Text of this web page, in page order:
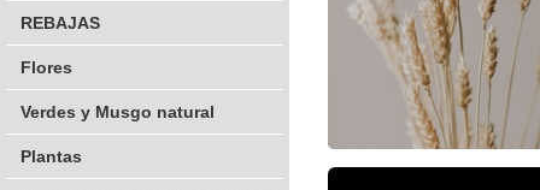
REBAJAS
Flores
Verdes y Musgo natural
Plantas